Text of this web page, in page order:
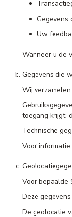
Gegevens
Uw
Wanneer u de
Gegevens die
Wij
toegang krijgt,
Technische
Voor
Voor bepaalde
Deze
De geolocatie